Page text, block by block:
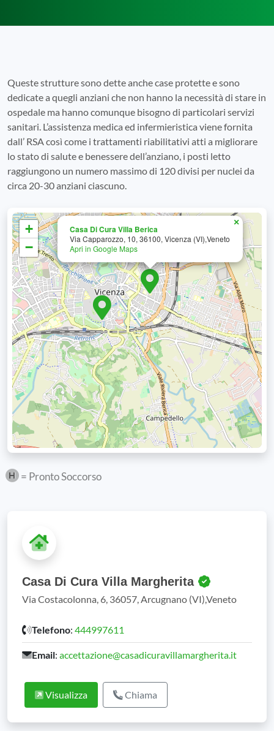
Queste strutture sono dette anche case protette e sono
dedicate a quegli anziani che non hanno la necessità di stare in
ospedale ma hanno comunque bisogno di particolari servizi
sanitari. L’assistenza medica ed infermieristica viene fornita
dall’ RSA così come i trattamenti riabilitativi atti a migliorare
lo stato di salute e benessere dell’anziano, i posti letto
raggiungono un numero massimo di 120 divisi per nuclei da
circa 20-30 anziani ciascuno.
Casa Di Cura Villa Berica
Via Capparozzo, 10, 36100, Vicenza (VI),Veneto
Apri in Google Maps
×
+
−
= Pronto Soccorso
Casa Di Cura Villa Margherita
Via Costacolonna, 6, 36057, Arcugnano (VI),Veneto
Telefono: 444997611
Email: accettazione@casadicuravillamargherita.it
Visualizza Chiama